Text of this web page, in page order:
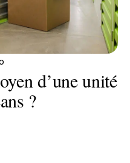
d’une unité
?